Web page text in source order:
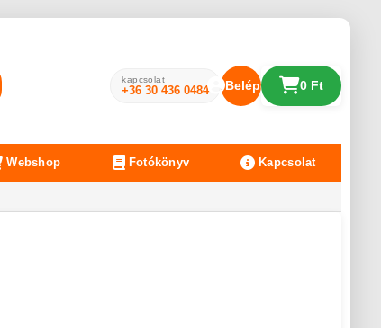
kapcsolat
+36 30 436 0484 Belépés 0 Ft
Webshop Fotókönyv Kapcsolat